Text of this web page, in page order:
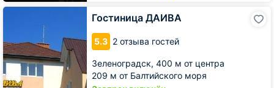
Гостиница ДАИВА
5.3 2 отзыва гостей
Зеленоградск, 400 м от центра
209 м от Балтийского моря
Гостиница